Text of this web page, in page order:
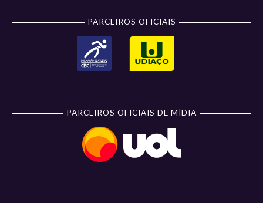
PARCEIROS OFICIAIS
PARCEIROS OFICIAIS DE MÍDIA